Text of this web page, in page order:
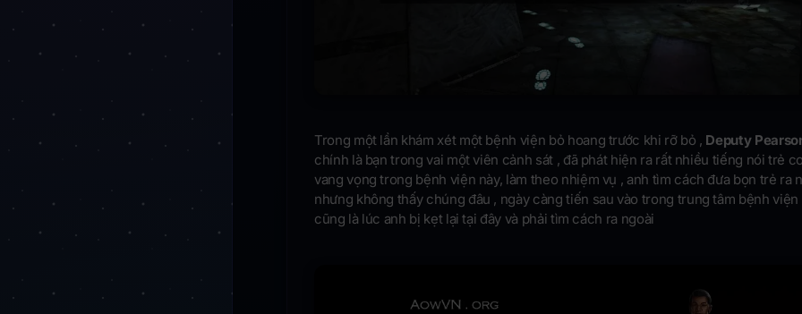
Trong một lần khám xét một bệnh viện bỏ hoang trước khi rỡ bỏ , Deputy
chính là bạn trong vai một viên cảnh sát , đã phát hiện ra rất nhiều tiếng nói trẻ
vang vọng trong bệnh viện này, làm theo nhiệm vụ , anh tìm cách đưa bọn trẻ ra
nhưng không thấy chúng đâu , ngày càng tiến sau vào trong trung tâm bệnh viện
cũng là lúc anh bị kẹt lại tại đây và phải tìm cách ra ngoài